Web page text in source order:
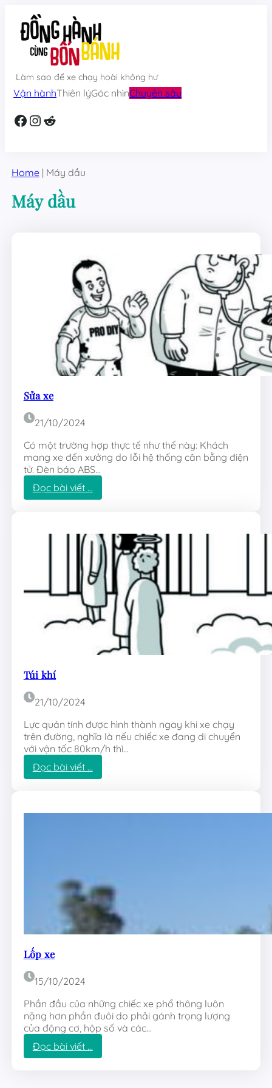
content
Làm sao để xe chạy hoài không hư
Vận hànhThiên lýGóc nhìnChuyên sâu
Facebook InstagramReddit
Home | Máy dầu
Máy dầu
Sửa xe
21/10/2024
Có một trường hợp thực tế như thế này: Khách
mang xe đến xưởng do lỗi hệ thống cân bằng điện
tử. Đèn báo ABS…
Đọc bài viết …:
S
x
Túi khí
21/10/2024
Lực quán tính được hình thành ngay khi xe chạy
trên đường, nghĩa là nếu chiếc xe đang di chuyển
với vận tốc 80km/h thì…
Đọc bài viết …:
T
k
Lốp xe
15/10/2024
Phần đầu của những chiếc xe phổ thông luôn
nặng hơn phần đuôi do phải gánh trọng lượng
của động cơ, hộp số và các…
Đọc bài viết …:
L